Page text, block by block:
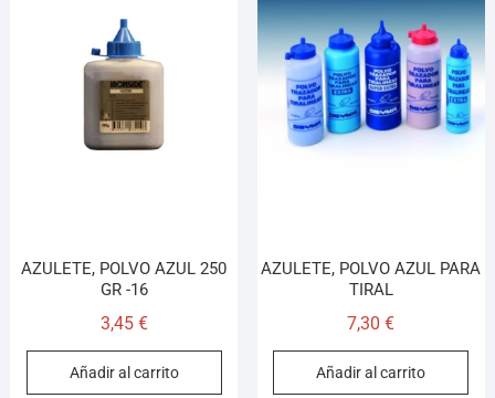
AZULETE, POLVO AZUL 250
GR -16
3,45 €
Añadir al carrito
AZULETE, POLVO AZUL PARA
TIRAL
7,30€
Añadir al carrito